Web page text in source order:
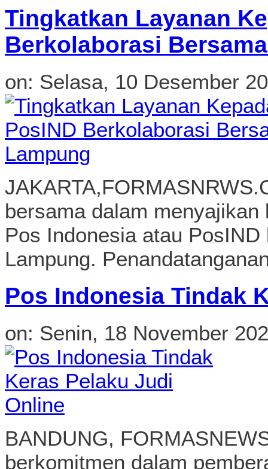
Tingkatkan Layanan
Berkolaborasi
on: Selasa, 10 Desember
bersama dalam
Pos Indonesia atau
Lampung.
Pos Indonesia Tindak
on: Senin, 18 November
BANDUNG,
berkomitmen dalam